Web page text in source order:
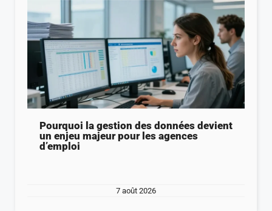
Pourquoi la gestion des données devient
un enjeu majeur pour les agences
d’emploi
7 août 2026